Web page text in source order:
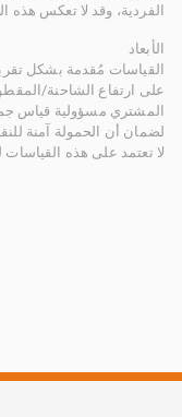
الفردية، وقد لا تعكس هذه
الأبعاد
القياسات مُقدمة بشكل
على ارتفاع الشاحنة/
المشتري مسؤولية قياس
لضمان أن الحمولة آمنة
لا تعتمد على هذه القياسات